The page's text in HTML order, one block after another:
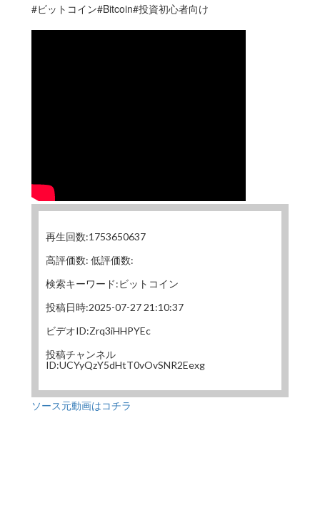
#ビットコイン#Bitcoin#投資初心者向け
再生回数:1753650637
高評価数: 低評価数:
検索キーワード:ビットコイン
投稿日時:2025-07-27 21:10:37
ビデオID:Zrq3iHHPYEc
投稿チャンネル
ID:UCYyQzY5dHtT0vOvSNR2Eexg
ソース元動画はコチラ